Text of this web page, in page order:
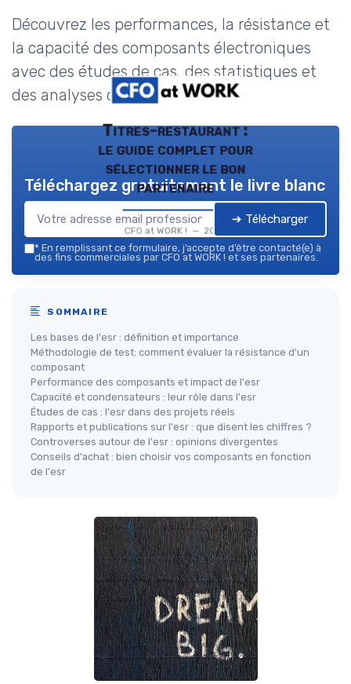
Découvrez les performances, la résistance et
la capacité des composants électroniques
avec des études de cas, des statistiques et
des analyses d'experts.
Titres-restaurant :
le guide complet pour
sélectionner le bon
partenaire
CFO at WORK ! — 2026
Téléchargez gratuitement le livre blanc
➔ Télécharger
* En remplissant ce formulaire, j’accepte d’être contacté(e) à
des fins commerciales par CFO at WORK ! et ses partenaires.
SOMMAIRE
Les bases de l'esr : définition et importance
Méthodologie de test: comment évaluer la résistance d'un
composant
Performance des composants et impact de l'esr
Capacité et condensateurs : leur rôle dans l'esr
Études de cas : l'esr dans des projets réels
Rapports et publications sur l'esr : que disent les chiffres ?
Controverses autour de l'esr : opinions divergentes
Conseils d'achat : bien choisir vos composants en fonction
de l'esr